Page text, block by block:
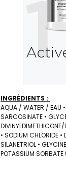
INGRÉDIENTS :
AQUA / WATER / EAU •
SARCOSINATE •
• SODIUM CHLORIDE •
SILANETRIOL •
POTASSIUM